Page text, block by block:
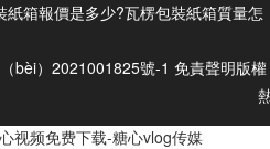
箱報價是多少?瓦楞包裝紙箱質量
bèi）2021001825號-1 免責聲明版
视频免费下载-糖心vlog传媒